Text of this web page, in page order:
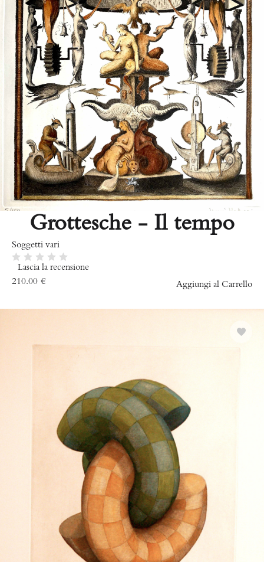
Grottesche - Il tempo
Soggetti vari
Lascia la recensione
€
210.00 Aggiungi al Carrello